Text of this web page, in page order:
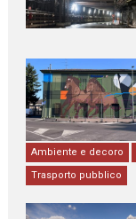
Ambiente e decoro
Trasporto pubblico